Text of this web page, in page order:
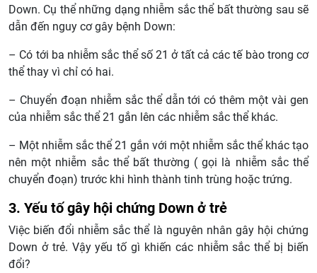
Down. Cụ thể những dạng nhiễm sắc thể bất thường sau sẽ
dẫn đến nguy cơ gây bệnh Down:
– Có tới ba nhiễm sắc thể số 21 ở tất cả các tế bào trong cơ
thể thay vì chỉ có hai.
– Chuyển đoạn nhiễm sắc thể dẫn tới có thêm một vài gen
của nhiễm sắc thể 21 gắn lên các nhiễm sắc thể khác.
– Một nhiễm sắc thể 21 gắn với một nhiễm sắc thể khác tạo
nên một nhiễm sắc thể bất thường ( gọi là nhiễm sắc thể
chuyển đoạn) trước khi hình thành tinh trùng hoặc trứng.
3. Yếu tố gây hội chứng Down ở trẻ
Việc biến đổi nhiễm sắc thể là nguyên nhân gây hội chứng
Down ở trẻ. Vậy yếu tố gì khiến các nhiễm sắc thể bị biến
đổi?